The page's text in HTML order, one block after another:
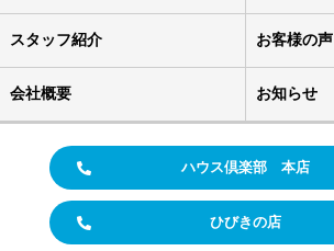
スタッフ紹介 お客様の声
会社概要 お知らせ
ハウス倶楽部 本店
ひびきの店